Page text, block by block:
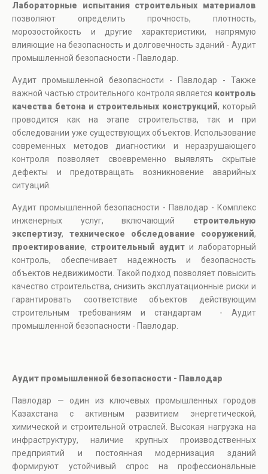
Лабораторные испытания строительных материалов
позволяют определить прочность, плотность,
морозостойкость и другие характеристики, напрямую
влияющие на безопасность и долговечность зданий - Аудит
промышленной безопасности - Павлодар.
Аудит промышленной безопасности - Павлодар - Также
важной частью строительного контроля является контроль
качества бетона и строительных конструкций, который
проводится как на этапе строительства, так и при
обследовании уже существующих объектов. Использование
современных методов диагностики и неразрушающего
контроля позволяет своевременно выявлять скрытые
дефекты и предотвращать возникновение аварийных
ситуаций.
Аудит промышленной безопасности - Павлодар - Комплекс
инженерных услуг, включающий строительную
экспертизу, техническое обследование сооружений,
проектирование, строительный аудит и лабораторный
контроль, обеспечивает надежность и безопасность
объектов недвижимости. Такой подход позволяет повысить
качество строительства, снизить эксплуатационные риски и
гарантировать соответствие объектов действующим
строительным требованиям и стандартам - Аудит
промышленной безопасности - Павлодар.
Аудит промышленной безопасности - Павлодар
Павлодар — один из ключевых промышленных городов
Казахстана с активным развитием энергетической,
химической и строительной отраслей. Высокая нагрузка на
инфраструктуру, наличие крупных производственных
предприятий и постоянная модернизация зданий
формируют устойчивый спрос на профессиональные